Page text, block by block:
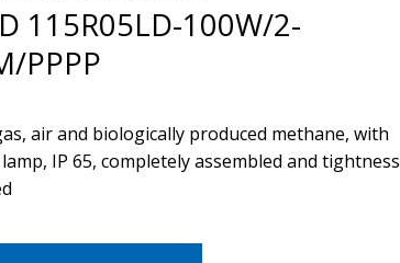
115R05LD-100W/2-
PPPP
air and biologically produced methane, with
IP 65, completely assembled and tightness